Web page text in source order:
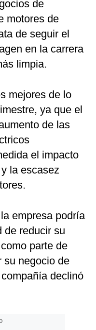
de
motores de
de seguir el
en la carrera
limpia.
mejores de lo
ya que el
de las
el impacto
la escasez
empresa podría
de reducir su
parte de
su negocio de
declinó